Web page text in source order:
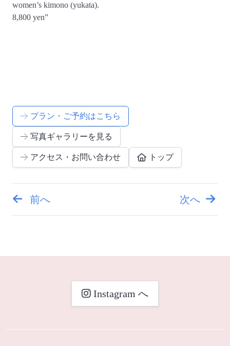
women’s kimono (yukata).
8,800 yen”
プラン・ご予約はこちら
写真ギャラリーを見る
アクセス・お問い合わせ トップ
投
ナ
前へ 次へ
Instagram へ